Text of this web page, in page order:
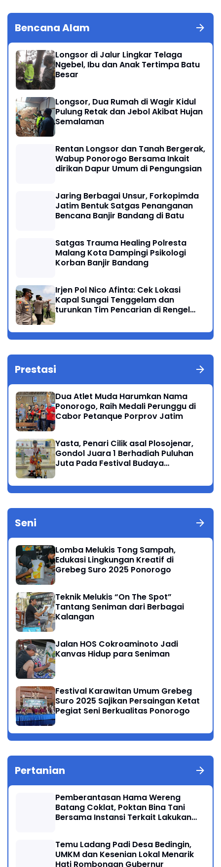
Bencana Alam
Longsor di Jalur Lingkar Telaga
Ngebel, Ibu dan Anak Tertimpa Batu
Besar
Longsor, Dua Rumah di Wagir Kidul
Pulung Retak dan Jebol Akibat Hujan
Semalaman
Rentan Longsor dan Tanah Bergerak,
Wabup Ponorogo Bersama Inkait
dirikan Dapur Umum di Pengungsian
Jaring Berbagai Unsur, Forkopimda
Jatim Bentuk Satgas Penanganan
Bencana Banjir Bandang di Batu
Satgas Trauma Healing Polresta
Malang Kota Dampingi Psikologi
Korban Banjir Bandang
Irjen Pol Nico Afinta: Cek Lokasi
Kapal Sungai Tenggelam dan
turunkan Tim Pencarian di Rengel
Prestasi
Dua Atlet Muda Harumkan Nama
Ponorogo, Raih Medali Perunggu di
Cabor Petanque Porprov Jatim
Yasta, Penari Cilik asal Plosojenar,
Gondol Juara 1 Berhadiah Puluhan
Juta Pada Festival Budaya
Seni
Lomba Melukis Tong Sampah,
Edukasi Lingkungan Kreatif di
Grebeg Suro 2025 Ponorogo
Teknik Melukis “On The Spot”
Tantang Seniman dari Berbagai
Kalangan
Jalan HOS Cokroaminoto Jadi
Kanvas Hidup para Seniman
Festival Karawitan Umum Grebeg
Suro 2025 Sajikan Persaingan Ketat
Pegiat Seni Berkualitas Ponorogo
Pertanian
Pemberantasan Hama Wereng
Batang Coklat, Poktan Bina Tani
Bersama Instansi Terkait Lakukan
Temu Ladang Padi Desa Bedingin,
UMKM dan Kesenian Lokal Menarik
Hati Rombongan Gubernur